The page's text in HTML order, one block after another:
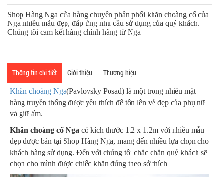
Shop Hàng Nga cửa hàng chuyên phân phối khăn choàng cổ của
Nga nhiều mẫu đẹp, đáp ứng nhu cầu sử dụng của quý khách.
Chúng tôi cam kết hàng chính hãng từ Nga
Thông tin chi tiết Giới thiệu Thương hiệu
Khăn choàng Nga(Pavlovsky Posad) là một trong nhiều mặt
hàng truyền thống được yêu thích để tôn lên vẻ đẹp của phụ nữ
và giữ ấm.
Khăn choàng cổ Nga có kích thước 1.2 x 1.2m với nhiều mẫu
đẹp được bán tại Shop Hàng Nga, mang đến nhiều lựa chọn cho
khách hàng sử dụng. Đến với chúng tôi chắc chắn quý khách sẽ
chọn cho mình được chiếc khăn đúng theo sở thích